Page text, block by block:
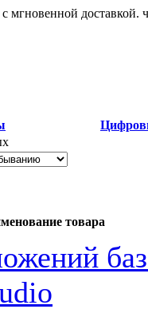
мгновенной доставкой.
товара